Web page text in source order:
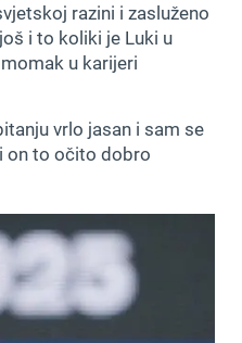
razini i zasluženo
i to koliki je Luki u
u karijeri
vrlo jasan i sam se
on to očito dobro